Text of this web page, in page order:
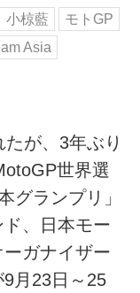
小椋藍
モトGP
Asia
が、3年ぶり
世界選
グランプリ」
ド、日本モー
ガナイザー
月23日～25